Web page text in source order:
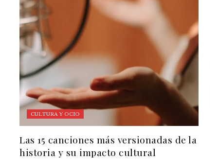
CULTURA Y OCIO
Las 15 canciones más versionadas de la
historia y su impacto cultural